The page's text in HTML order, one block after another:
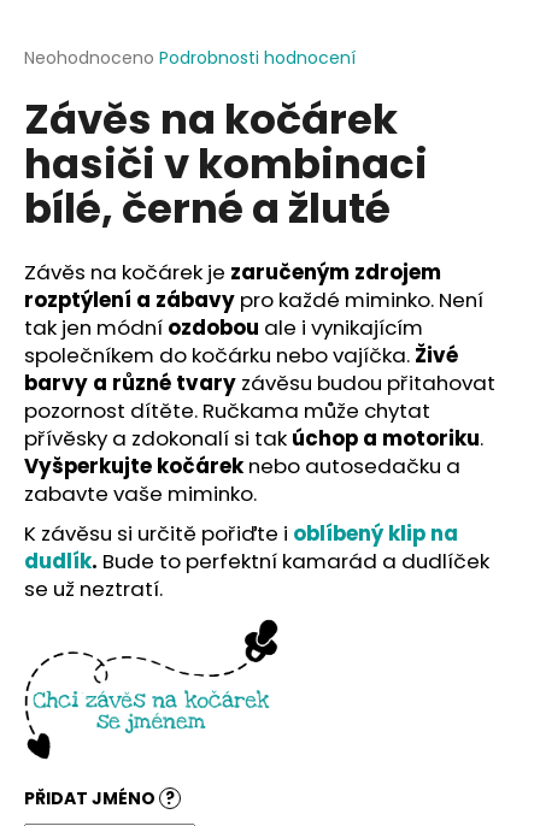
Průměrné
produktu
je
0,0
5
hvězdiček.
Neohodnoceno Podrobnosti hodnocení
Závěs na kočárek
hasiči v kombinaci
bílé, černé a žluté
Závěs na kočárek je zaručeným zdrojem
rozptýlení a zábavy pro každé miminko. Není
tak jen módní ozdobou ale i vynikajícím
společníkem do kočárku nebo vajíčka. Živé
barvy a různé tvary závěsu budou přitahovat
pozornost dítěte. Ručkama může chytat
přívěsky a zdokonalí si tak úchop a motoriku.
Vyšperkujte kočárek nebo autosedačku a
zabavte vaše miminko.
K závěsu si určitě pořiďte i oblíbený klip na
dudlík. Bude to perfektní kamarád a dudlíček
se už neztratí.
PŘIDAT JMÉNO ?
j
t
?
HLEDAT
D
o
p
o
r
č
u
j
m
e